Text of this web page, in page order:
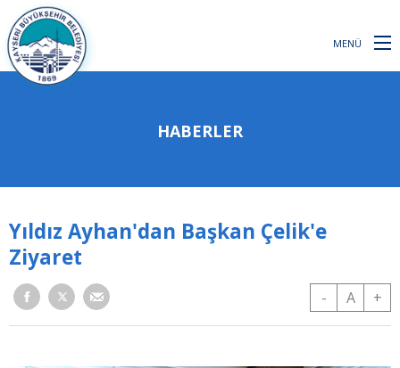
MENÜ
HABERLER
Yıldız Ayhan'dan Başkan Çelik'e
Ziyaret
- A +